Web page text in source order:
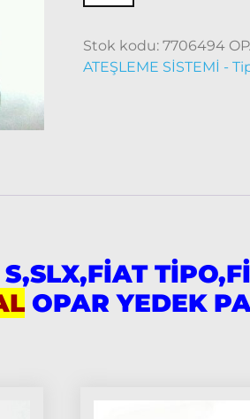
Stok kodu:7706494
ATEŞLEME SİSTEMİ -
OPAR YEDEK